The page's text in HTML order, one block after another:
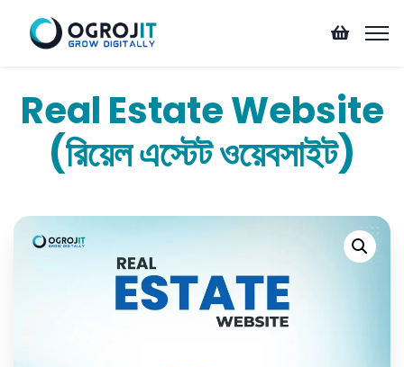
Real Estate Website
(রিয়েল এস্টেট ওয়েবসাইট)